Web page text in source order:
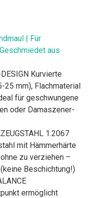
| Für
aus
Kurvierte
25 mm), Flachmaterial
für geschwungene
oder Damaszener-
1.2067
mit Hämmerhärte
zu verziehen –
Beschichtung!)
ermöglicht